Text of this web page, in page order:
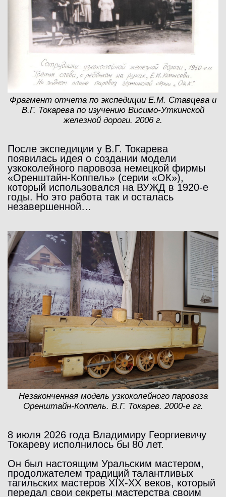
Фрагмент отчета по экспедиции Е.М. Ставцева и
В.Г. Токарева по изучению Висимо-Уткинской
железной дороги. 2006 г.
После экспедиции у В.Г. Токарева
появилась идея о создании модели
узкоколейного паровоза немецкой фирмы
«Оренштайн-Коппель» (серии «ОК»),
который использовался на ВУЖД в 1920-е
годы. Но это работа так и осталась
незавершенной…
Незаконченная модель узкоколейного паровоза
Оренштайн-Коппель. В.Г. Токарев. 2000-е гг.
8 июля 2026 года Владимиру Георгиевичу
Токареву исполнилось бы 80 лет.
Он был настоящим Уральским мастером,
продолжателем традиций талантливых
тагильских мастеров XIX-XX веков, который
передал свои секреты мастерства своим